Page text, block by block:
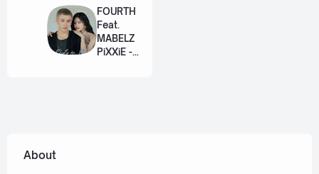
Lyric +
Eng]
US The
Series
[Romaniz
ation
FOURTH
Feat.
MABELZ
PiXXiE -
About